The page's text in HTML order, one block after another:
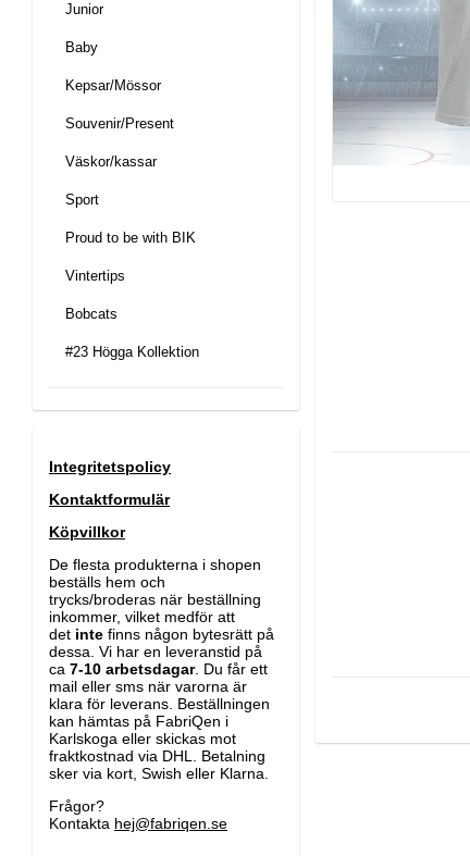
Junior
Baby
Kepsar/Mössor
Souvenir/Present
Väskor/kassar
Sport
Proud to be with BIK
Vintertips
Bobcats
#23 Högga Kollektion
Integritetspolicy
Kontaktformulär
Köpvillkor
De flesta produkterna i shopen
beställs hem och
trycks/broderas när beställning
inkommer, vilket medför att
det inte finns någon bytesrätt på
dessa. Vi har en leveranstid på
ca 7-10 arbetsdagar. Du får ett
mail eller sms när varorna är
klara för leverans. Beställningen
kan hämtas på FabriQen i
Karlskoga eller skickas mot
fraktkostnad via DHL. Betalning
sker via kort, Swish eller Klarna.
Frågor?
Kontakta hej@fabriqen.se